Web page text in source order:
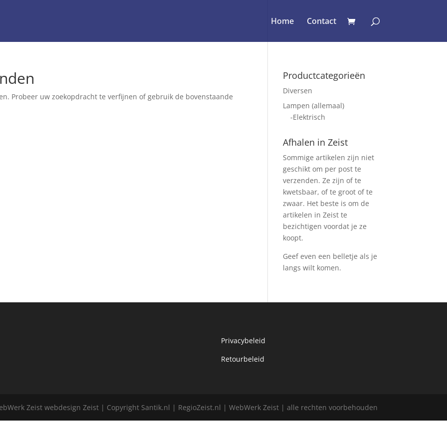
Home Contact
Probeer uw zoekopdracht te verfijnen of gebruik de bovenstaande
Productcategorieën
Diversen
Lampen (allemaal)
-Elektrisch
Afhalen in Zeist
Sommige artikelen zijn niet
geschikt om per post te
verzenden. Ze zijn of te
kwetsbaar, of te groot of te
zwaar. Het beste is om de
artikelen in Zeist te
bezichtigen voordat je ze
koopt.
Geef even een belletje als je
langs wilt komen.
Privacybeleid
Retourbeleid
Zeist webdesign Zeist | Copyright Santik.nl | RegioZeist.nl | WebWerk Zeist | alle rechten voorbehouden